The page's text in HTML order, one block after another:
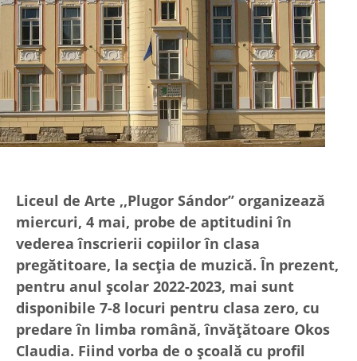
Liceul de Arte ,,Plugor Sándor’’ organizează
miercuri, 4 mai, probe de aptitudini în
vederea înscrierii copiilor în clasa
pregătitoare, la secția de muzică. În prezent,
pentru anul școlar 2022-2023, mai sunt
disponibile 7-8 locuri pentru clasa zero, cu
predare în limba română, învățătoare Okos
Claudia. Fiind vorba de o școală cu profil